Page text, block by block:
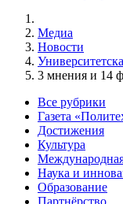
Медиа
Новости
3 мнения и 14
Все рубрики
Газета
Достижения
Культура
Международная
Наука и
Образование
Партнёрство